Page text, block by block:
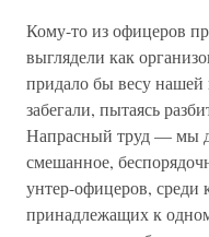
Кому-то из офицеров
выглядели как
придало бы весу
забегали, пытаясь
Напрасный труд — мы
смешанное,
унтер-офицеров, среди
принадлежащих к